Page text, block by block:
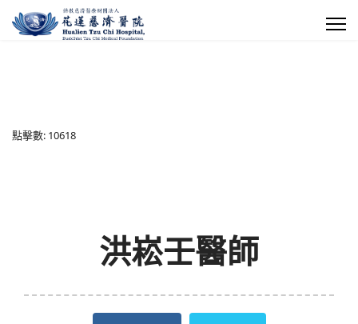
點擊數: 10618
洪崧壬醫師